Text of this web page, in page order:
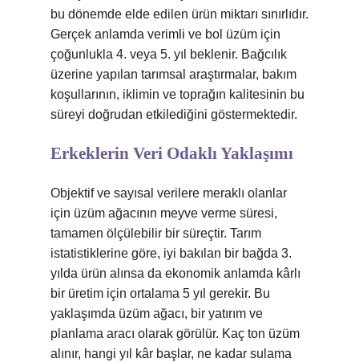
bu dönemde elde edilen ürün miktarı sınırlıdır.
Gerçek anlamda verimli ve bol üzüm için
çoğunlukla 4. veya 5. yıl beklenir. Bağcılık
üzerine yapılan tarımsal araştırmalar, bakım
koşullarının, iklimin ve toprağın kalitesinin bu
süreyi doğrudan etkilediğini göstermektedir.
Erkeklerin Veri Odaklı Yaklaşımı
Objektif ve sayısal verilere meraklı olanlar
için üzüm ağacının meyve verme süresi,
tamamen ölçülebilir bir süreçtir. Tarım
istatistiklerine göre, iyi bakılan bir bağda 3.
yılda ürün alınsa da ekonomik anlamda kârlı
bir üretim için ortalama 5 yıl gerekir. Bu
yaklaşımda üzüm ağacı, bir yatırım ve
planlama aracı olarak görülür. Kaç ton üzüm
alınır, hangi yıl kâr başlar, ne kadar sulama